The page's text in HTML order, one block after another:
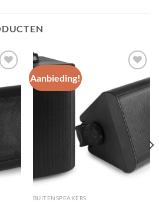
Aanbieding!
Toevoegen
aan
wenslijst
BUITENSPEAKERS